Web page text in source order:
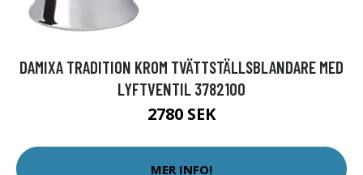
DAMIXA TRADITION KROM TVÄTTSTÄLLSBLANDARE MED
LYFTVENTIL 3782100
2780 SEK
MER INFO!